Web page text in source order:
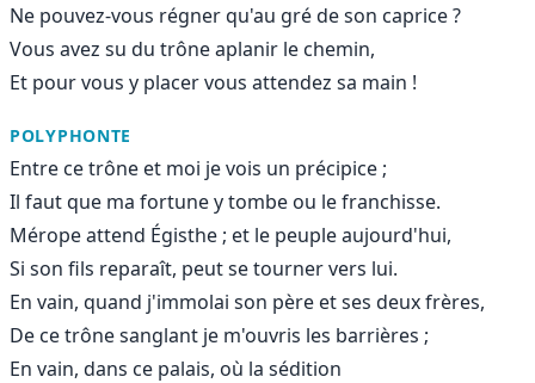
Ne pouvez-vous régner qu'au gré de son caprice ?
Vous avez su du trône aplanir le chemin,
Et pour vous y placer vous attendez sa main !
POLYPHONTE
Entre ce trône et moi je vois un précipice ;
Il faut que ma fortune y tombe ou le franchisse.
Mérope attend Égisthe ; et le peuple aujourd'hui,
Si son fils reparaît, peut se tourner vers lui.
En vain, quand j'immolai son père et ses deux frères,
De ce trône sanglant je m'ouvris les barrières ;
En vain, dans ce palais, où la sédition